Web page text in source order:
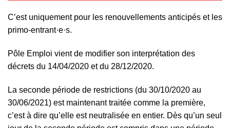
C’est uniquement pour les renouvellements anticipés et les
primo-entrant·e·s.
Pôle Emploi vient de modifier son interprétation des
décrets du 14/04/2020 et du 28/12/2020.
La seconde période de restrictions (du 30/10/2020 au
30/06/2021) est maintenant traitée comme la première,
c’est à dire qu’elle est neutralisée en entier. Dès qu’un seul